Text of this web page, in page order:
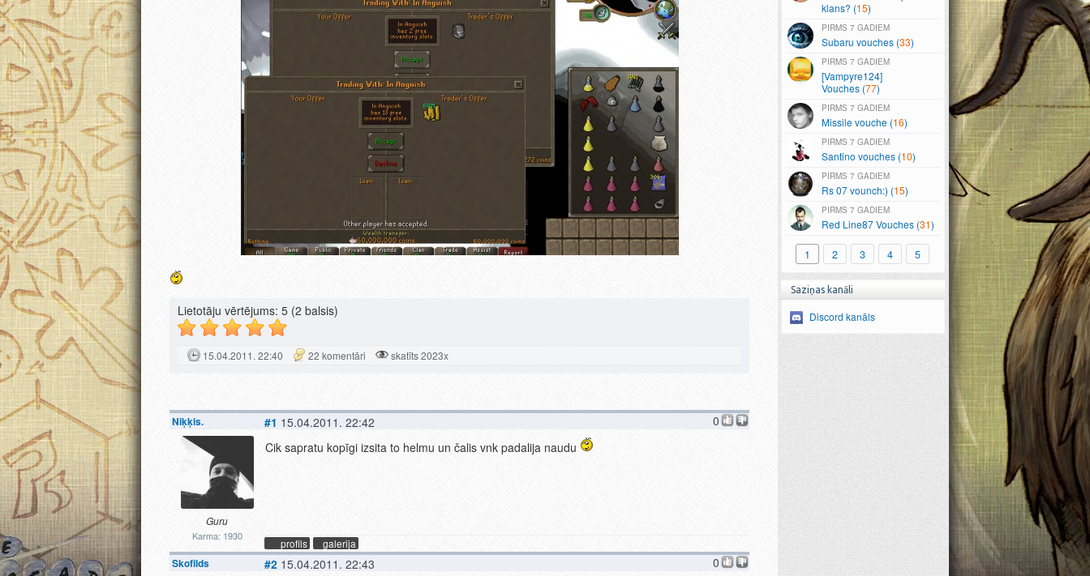
klans? (15)
7 GADIEM
Subaru vouches (33)
7 GADIEM
[Vampyre124]
Vouches (77)
7 GADIEM
Missile vouche (16)
7 GADIEM
Santino vouches (10)
7 GADIEM
Rs 07 vounch:) (15)
7 GADIEM
Red Line87 Vouches (31)
1 2 3 4 5
Saziņas kanāli
Discord kanāls
Lietotāju vērtējums: 5 (2 balsis)
15.04.2011. 22:40 22 komentāri skatīts 2023x
Niķķis.
Guru
Karma: 1930
0
#1 15.04.2011. 22:42
Cik sapratu kopīgi izsita to helmu un čalis vnk padalija naudu
profils galerija
Skofilds 0
#2 15.04.2011. 22:43